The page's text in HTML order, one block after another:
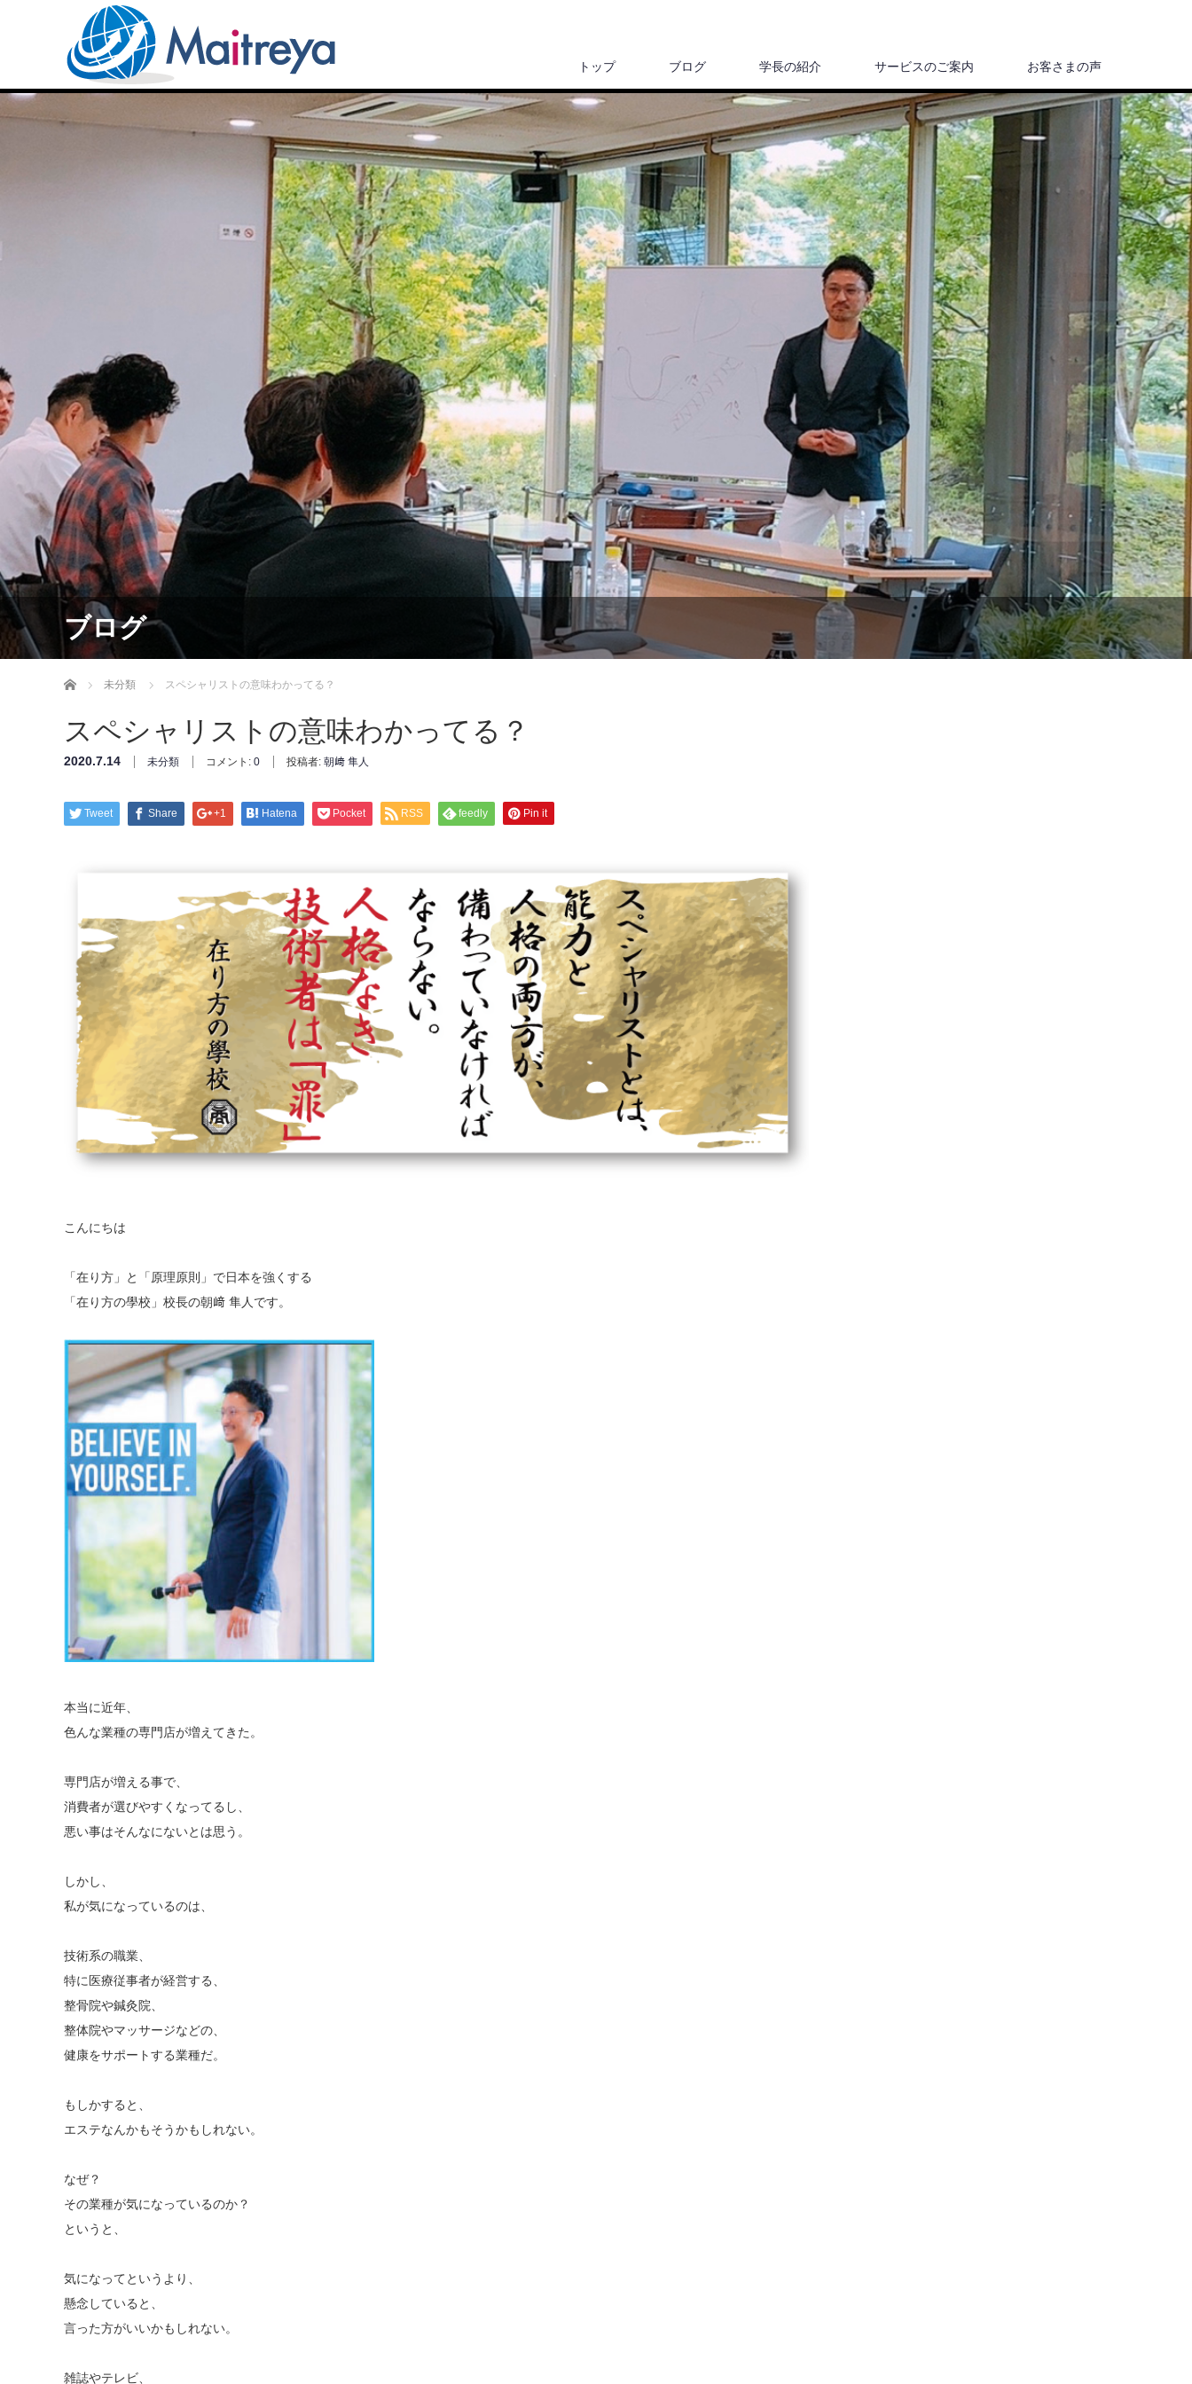
トップ ブログ 学長の紹介 サービスのご案内 お客さまの声
ブログ
ホーム 未分類 スペシャリストの意味わかってる？
スペシャリストの意味わかってる？
2020.7.14 未分類 コメント: 0 投稿者: 朝﨑 隼人
Tweet Share +1 Hatena Pocket RSS feedly Pin it
こんにちは
「在り方」と「原理原則」で日本を強くする
「在り方の學校」校長の朝﨑 隼人です。
本当に近年、
色んな業種の専門店が増えてきた。
専門店が増える事で、
消費者が選びやすくなってるし、
悪い事はそんなにないとは思う。
しかし、
私が気になっているのは、
技術系の職業、
特に医療従事者が経営する、
整骨院や鍼灸院、
整体院やマッサージなどの、
健康をサポートする業種だ。
もしかすると、
エステなんかもそうかもしれない。
なぜ？
その業種が気になっているのか？
というと、
気になってというより、
懸念していると、
言った方がいいかもしれない。
雑誌やテレビ、